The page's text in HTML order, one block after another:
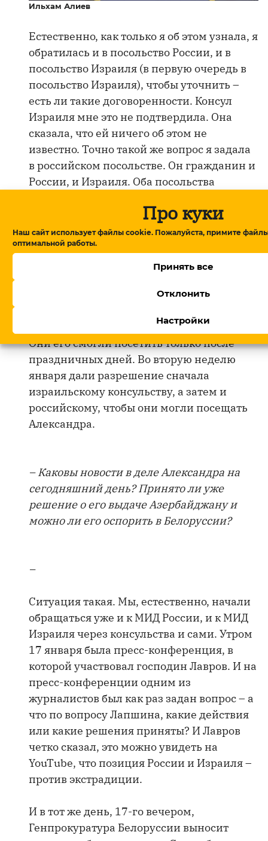
Про куки
Наш сайт использует файлы cookie. Пожалуйста, примите
оптимальной работы.
Принять все
Отклонить
Настройки
Ильхам Алиев
Естественно, как только я об этом узнала, я
обратилась и в посольство России, и в
посольство Израиля (в первую очередь в
посольство Израиля), чтобы уточнить –
есть ли такие договоренности. Консул
Израиля мне это не подтвердила. Она
сказала, что ей ничего об этом не
известно. Точно такой же вопрос я задала
в российском посольстве. Он гражданин и
России, и Израиля. Оба посольства
его освобождения, и они бы знали, если
бы такие договоренности были. Но никто
не подтвердил, что какие-то
официальные договоренности есть. Этот
Практически месяц консульства не могли
разрешения посетить Александра в СИЗО.
Они его смогли посетить только после
праздничных дней. Во вторую неделю
января дали разрешение сначала
израильскому консульству, а затем и
российскому, чтобы они могли посещать
Александра.
– Каковы новости в деле Александра на
сегодняшний день? Принято ли уже
решение о его выдаче Азербайджану и
можно ли его оспорить в Белоруссии?
–
Ситуация такая. Мы, естественно, начали
обращаться уже и к МИД России, и к МИД
Израиля через консульства и сами. Утром
17 января была пресс-конференция, в
которой участвовал господин Лавров. И на
пресс-конференции одним из
журналистов был как раз задан вопрос – а
что по вопросу Лапшина, какие действия
или какие решения приняты? И Лавров
четко сказал, это можно увидеть на
YouTube, что позиция России и Израиля –
против экстрадиции.
И в тот же день, 17-го вечером,
Генпрокуратура Белоруссии выносит